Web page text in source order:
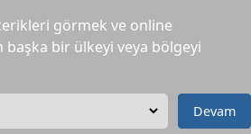
görmek ve online
başka bir ülkeyi veya bölgeyi
Devam